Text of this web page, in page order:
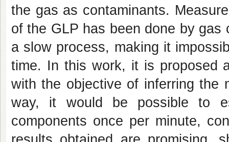
the gas as contaminants.
of the GLP has been done by gas
a slow process, making it
time. In this work, it is proposed
with the objective of inferring the
way, it would be possible to
components once per minute,